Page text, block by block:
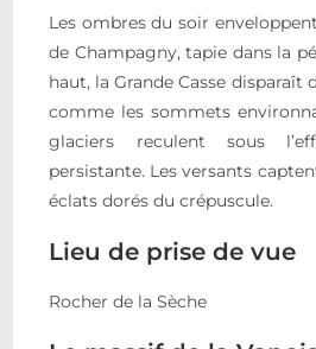
Les ombres du soir
de Champagny, tapie dans la
haut, la Grande Casse disparaît
comme les sommets
glaciers reculent sous
persistante. Les versants
éclats dorés du crépuscule.
Lieu de prise de vue
Rocher de la Sèche